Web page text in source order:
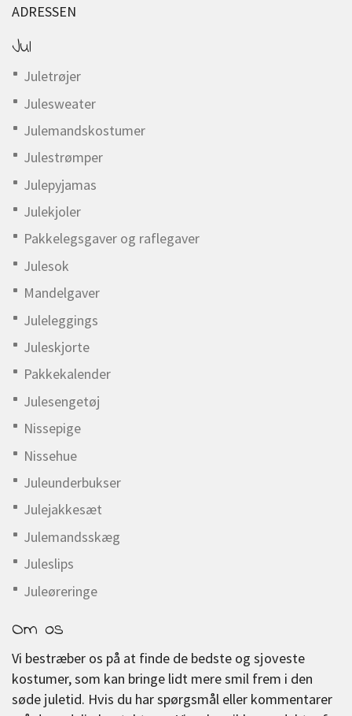
ADRESSEN
Jul
Juletrøjer
Julesweater
Julemandskostumer
Julestrømper
Julepyjamas
Julekjoler
Pakkelegsgaver og raflegaver
Julesok
Mandelgaver
Juleleggings
Juleskjorte
Pakkekalender
Julesengetøj
Nissepige
Nissehue
Juleunderbukser
Julejakkesæt
Julemandsskæg
Juleslips
Juleøreringe
Om os
Vi bestræber os på at finde de bedste og sjoveste
kostumer, som kan bringe lidt mere smil frem i den
søde juletid. Hvis du har spørgsmål eller kommentarer